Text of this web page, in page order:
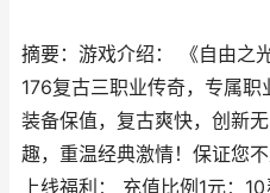
摘要：游戏介绍： 《自由之
176复古三职业传奇，专属职
装备保值，复古爽快，创新
趣，重温经典激情！保证您
上线福利： 充值比例1元：